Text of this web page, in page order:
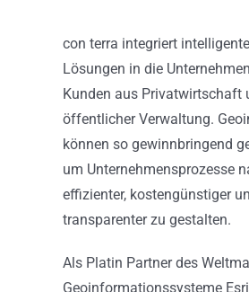
con terra integriert
Lösungen in die
Kunden aus Privatwirtschaft
öffentlicher Verwaltung.
können so gewinnbringend
um Unternehmensprozesse
effizienter, kostengünstiger
transparenter zu gestalten.
Als Platin Partner des
Geoinformationssysteme